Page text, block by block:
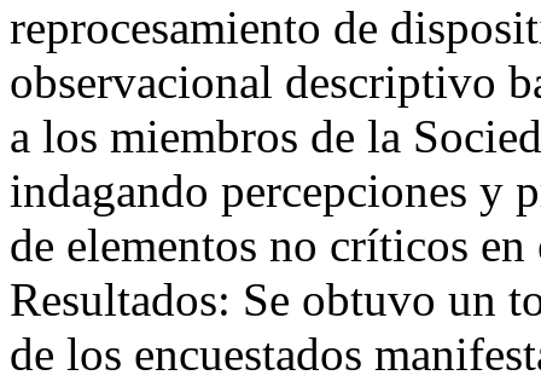
reprocesamiento de
observacional descriptivo
a los miembros de la
indagando percepciones y
de elementos no críticos
Resultados: Se obtuvo un
de los encuestados